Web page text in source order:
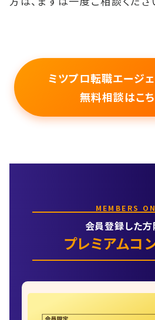
ミツプロ転職エージ
無料相談はこ
MEMBERS
会員登録した方
プレミアムコ